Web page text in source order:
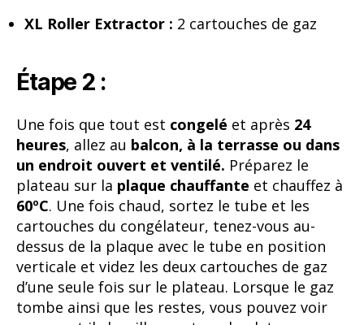
XL Roller Extractor : 2 cartouches de gaz
Étape 2 :
Une fois que tout est congelé et après 24
heures, allez au balcon, à la terrasse ou dans
un endroit ouvert et ventilé. Préparez le
plateau sur la plaque chauffante et chauffez à
60ºC. Une fois chaud, sortez le tube et les
cartouches du congélateur, tenez-vous au-
dessus de la plaque avec le tube en position
verticale et videz les deux cartouches de gaz
d’une seule fois sur le plateau. Lorsque le gaz
tombe ainsi que les restes, vous pouvez voir